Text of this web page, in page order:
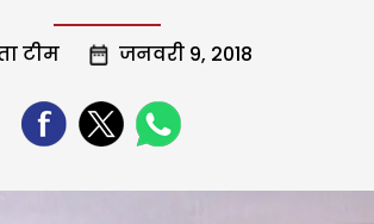
टीम जनवरी 9, 2018